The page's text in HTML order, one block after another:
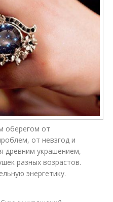
оберегом от
от невзгод и
древним украшением,
разных возрастов.
энергетику.